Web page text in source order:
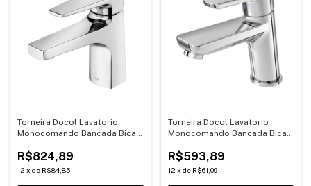
Torneira Docol Lavatorio
Monocomando Bancada Bica
R$824,89
12 x de R$84,85
Torneira Docol Lavatorio
Monocomando Bancada Bica
R$593,89
12 x de R$61,09